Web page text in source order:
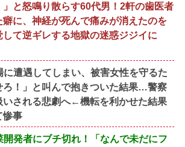
」と怒鳴り散らす60代男！2軒の歯医者
に、神経が死んで痛みが消えたのを
して逆ギレする地獄の迷惑ジジイに
に遭遇してしまい、被害女性を守るた
ろ！」と叫んで抱きついた結果…警察
いされる悲劇へ←機転を利かせた結果
惨事
開発者にブチ切れ！「なんで未だにフ